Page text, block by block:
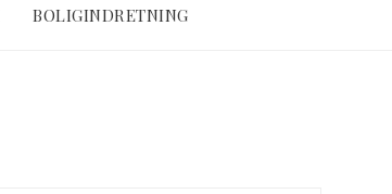
BOLIGINDRETNING